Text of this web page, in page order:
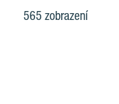
565 zobrazení